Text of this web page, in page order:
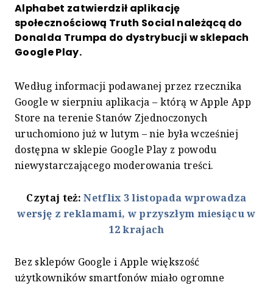
Alphabet zatwierdził aplikację
społecznościową Truth Social należącą do
Donalda Trumpa do dystrybucji w sklepach
Google Play.
Według informacji podawanej przez rzecznika
Google w sierpniu aplikacja – którą w Apple App
Store na terenie Stanów Zjednoczonych
uruchomiono już w lutym – nie była wcześniej
dostępna w sklepie Google Play z powodu
niewystarczającego moderowania treści.
Czytaj też:Netflix 3 listopada wprowadza
wersję z reklamami, w przyszłym miesiącu w
12 krajach
Bez sklepów Google i Apple większość
użytkowników smartfonów miało ogromne